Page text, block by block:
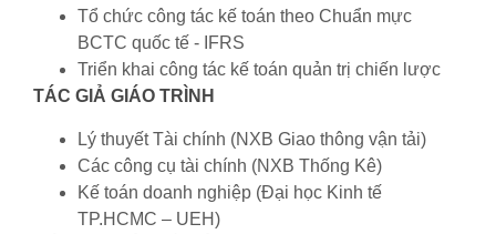
Tổ chức công tác kế toán theo Chuẩn mực
BCTC quốc tế - IFRS
Triển khai công tác kế toán quản trị chiến lược
TÁC GIẢ GIÁO TRÌNH
Lý thuyết Tài chính (NXB Giao thông vận tải)
Các công cụ tài chính (NXB Thống Kê)
Kế toán doanh nghiệp (Đại học Kinh tế
TP.HCMC – UEH)